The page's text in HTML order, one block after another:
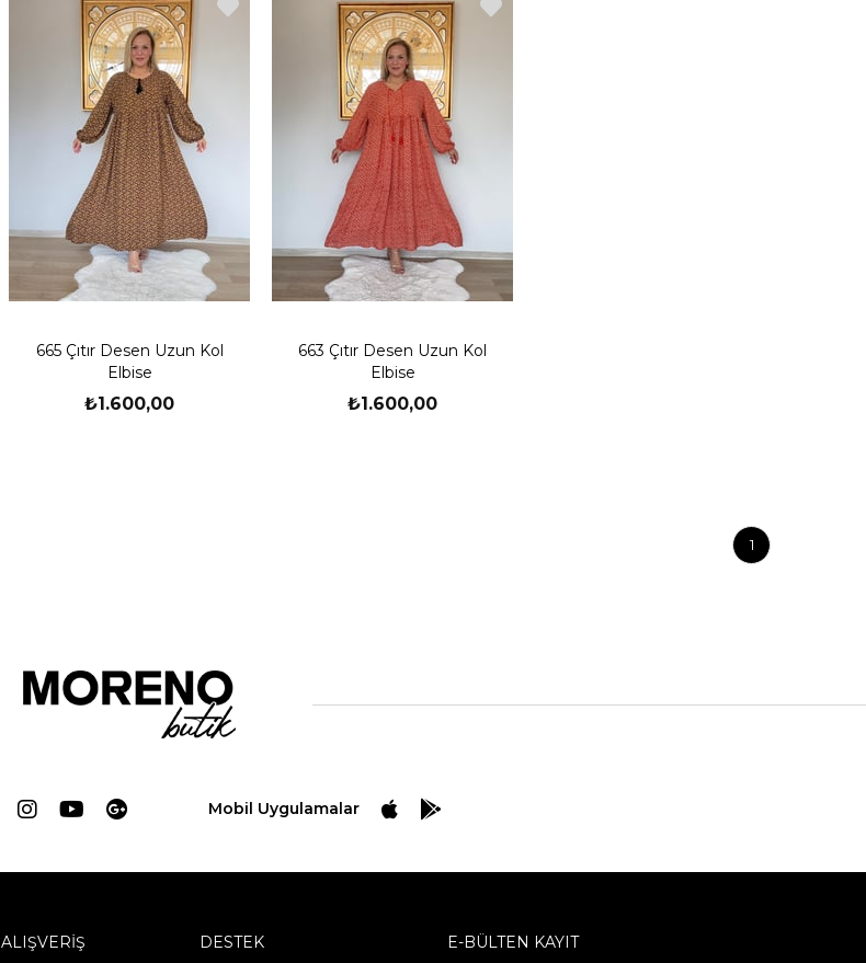
665 Çıtır Desen Uzun Kol
Elbise
₺1.600,00
663 Çıtır Desen Uzun Kol
Elbise
₺1.600,00
1
Mobil Uygulamalar
ALIŞVERİŞ DESTEK E-BÜLTEN KAYIT